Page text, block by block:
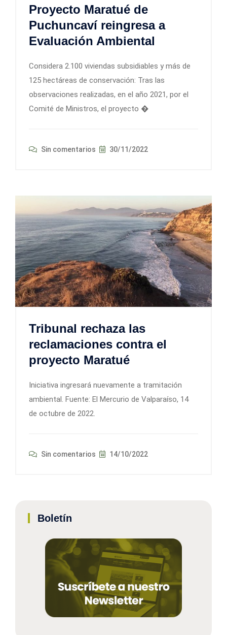
Proyecto Maratué de
Puchuncaví reingresa a
Evaluación Ambiental
Considera 2.100 viviendas subsidiables y más de
125 hectáreas de conservación: Tras las
observaciones realizadas, en el año 2021, por el
Comité de Ministros, el proyecto �
Sin comentarios 30/11/2022
Tribunal rechaza las
reclamaciones contra el
proyecto Maratué
Iniciativa ingresará nuevamente a tramitación
ambiental. Fuente: El Mercurio de Valparaíso, 14
de octubre de 2022.
Sin comentarios 14/10/2022
Boletín